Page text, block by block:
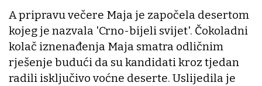
A pripravu večere Maja je započela desertom
kojeg je nazvala 'Crno-bijeli svijet'. Čokoladni
kolač iznenađenja Maja smatra odličnim
rješenje budući da su kandidati kroz tjedan
radili isključivo voćne deserte. Uslijedila je